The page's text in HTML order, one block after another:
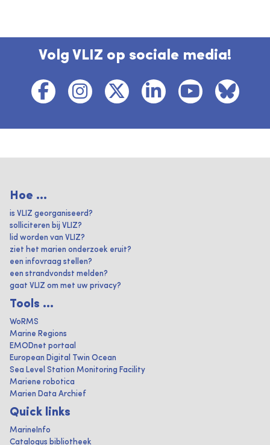
Volg VLIZ op sociale media!
Hoe ...
is VLIZ georganiseerd?
solliciteren bij VLIZ?
lid worden van VLIZ?
ziet het marien onderzoek eruit?
een infovraag stellen?
een strandvondst melden?
gaat VLIZ om met uw privacy?
Tools ...
WoRMS
Marine Regions
EMODnet portaal
European Digital Twin Ocean
Sea Level Station Monitoring Facility
Mariene robotica
Marien Data Archief
Quick links
MarineInfo
Catalogus bibliotheek